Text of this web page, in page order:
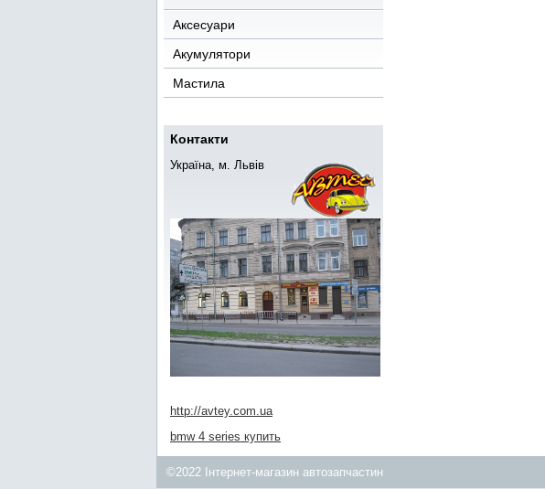
Аксесуари
Акумулятори
Мастила
Контакти
Україна, м. Львів
http://avtey.com.ua
bmw 4 series купить
©2022 Інтернет-магазин автозапчастин